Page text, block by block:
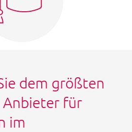
dem größten
für
im